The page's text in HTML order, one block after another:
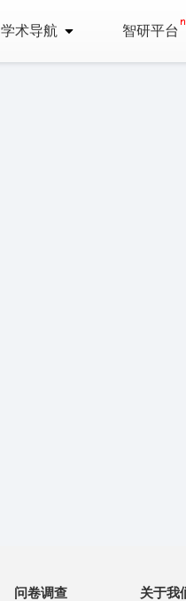
学术导航 智研平台
问卷调查 关于我